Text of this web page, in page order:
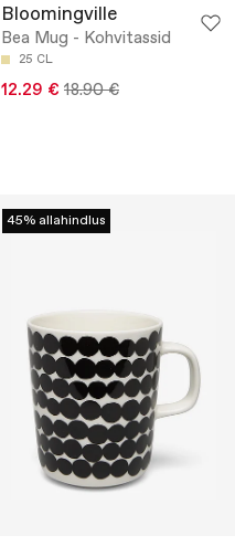
Bloomingville
Bea Mug - Kohvitassid
25 CL
12.29 € 18.90 €
45% allahindlus